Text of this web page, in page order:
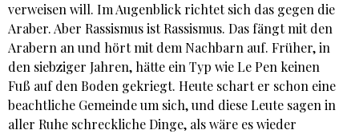
verweisen will. Im Augenblick richtet sich das gegen die
Araber. Aber Rassismus ist Rassismus. Das fängt mit den
Arabern an und hört mit dem Nachbarn auf. Früher, in
den siebziger Jahren, hätte ein Typ wie Le Pen keinen
Fuß auf den Boden gekriegt. Heute schart er schon eine
beachtliche Gemeinde um sich, und diese Leute sagen in
aller Ruhe schreckliche Dinge, als wäre es wieder